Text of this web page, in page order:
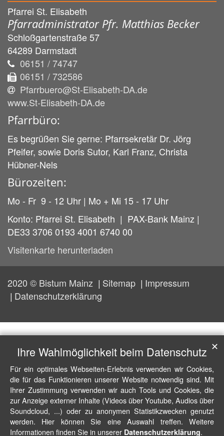
Pfarrei St. Elisabeth
Pfarradministrator Pfr. Matthias Becker
Schloßgartenstraße 57
64289 Darmstadt
06151 / 74747
06151 / 732586
Pfarrbuero@St-Elisabeth-DA.de
www.St-Elisabeth-DA.de
Pfarrbüro:
Es begrüßen Sie gerne: Pfarrsekretär Dr. Jörg
Pfeifer, sowie Doris Sutor, Karl Franz, Christa
Hübner-Nels
Bürozeiten:
Mo - Fr 9 - 12 Uhr | Mo + Mi 15 - 17 Uhr
Konto: Pfarrei St. Elisabeth | PAX-Bank Mainz |
DE33 3706 0193 4001 6740 00
Visitenkarte herunterladen
2020 © Bistum Mainz Sitemap
Impressum
Datenschutzerklärung
Ihre Wahlmöglichkeit beim Datenschutz
Für ein optimales Webseiten-Erlebnis verwenden wir Cookies,
die für das Funktionieren unserer Website notwendig sind. Mit
Ihrer Zustimmung verwenden wir auch Tools und Cookies, die
zur Anzeige externer Inhalte (Videos über Youtube, Audios über
Soundcloud, ...) oder zu anonymen Statistikzwecken genutzt
werden. Hier können Sie eine Auswahl treffen. Weitere
Informationen finden Sie in unserer Datenschutzerklärung.
✕